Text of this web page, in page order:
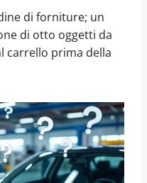
di forniture; un
di otto oggetti da
carrello prima della